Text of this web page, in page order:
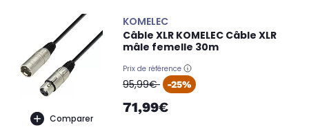
Comparer
KOMELEC
Câble XLR KOMELEC Câble XLR
mâle femelle 30m
Prix de référence
oldPrice
95,99€ -25%
71,99€